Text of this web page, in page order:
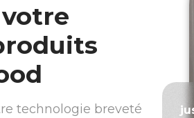
technologie breveté